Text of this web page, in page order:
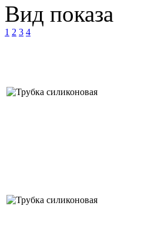
Вид показа
1 2 3 4